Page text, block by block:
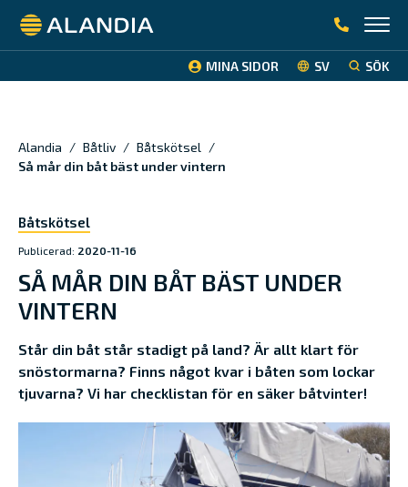
Alandia
MINA SIDOR SV SÖK
Alandia / Båtliv / Båtskötsel /
Så mår din båt bäst under vintern
Båtskötsel
Publicerad: 2020-11-16
SÅ MÅR DIN BÅT BÄST UNDER
VINTERN
Står din båt står stadigt på land? Är allt klart för
snöstormarna? Finns något kvar i båten som lockar
tjuvarna? Vi har checklistan för en säker båtvinter!